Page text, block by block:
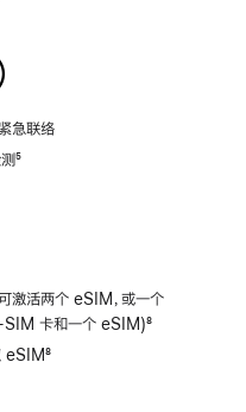
急联络
5
激活两个 eSIM，或一个
卡和一个 eSIM)8
eSIM8